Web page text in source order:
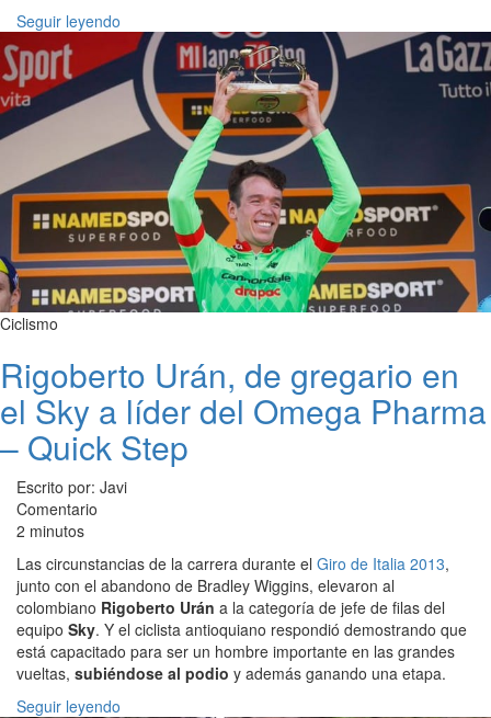
Seguir leyendo
Ciclismo
Rigoberto Urán, de gregario en
el Sky a líder del Omega Pharma
– Quick Step
Escrito por: Javi
Comentario
2 minutos
Las circunstancias de la carrera durante el Giro de Italia 2013,
junto con el abandono de Bradley Wiggins, elevaron al
colombiano Rigoberto Urán a la categoría de jefe de filas del
equipo Sky. Y el ciclista antioquiano respondió demostrando que
está capacitado para ser un hombre importante en las grandes
vueltas, subiéndose al podio y además ganando una etapa.
Seguir leyendo